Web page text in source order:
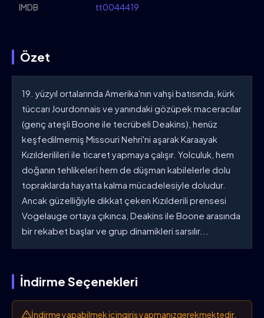
IMDB tt0044419
Özet
19. yüzyıl ortalarında Amerika'nın vahşi batısında, kürk
tüccarı Jourdonnais ve yanındaki gözüpek maceracılar
(genç ateşli Boone ile tecrübeli Deakins), henüz
keşfedilmemiş Missouri Nehri'ni aşarak Karaayak
Kızılderilileri ile ticaret yapmaya çalışır. Yolculuk, hem
doğanın tehlikeleri hem de düşman kabilelerle dolu
topraklarda hayatta kalma mücadelesiyle doludur.
Ancak güzelliğiyle dikkat çeken Kızılderili prensesi
Vogelauge ortaya çıkınca, Deakins ile Boone arasında
bir rekabet başlar ve grup dinamikleri sarsılır...
İndirme Seçenekleri
İndirme yapabilmek içingiriş yapmanızgerekmektedir.